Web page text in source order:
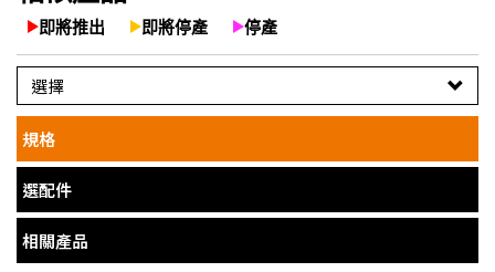
即將推出 即將停產 停產
選擇
規格
選配件
相關產品